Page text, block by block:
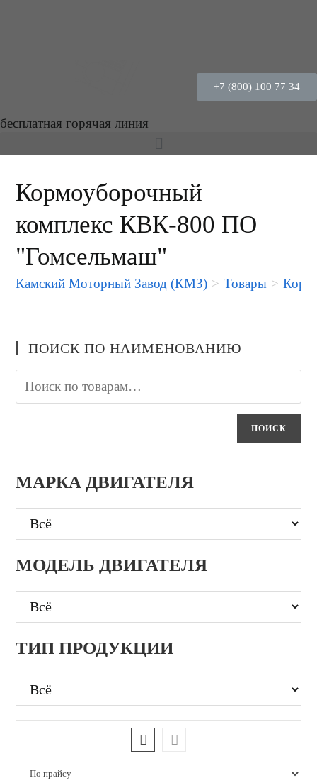
+7 (800) 100 77 34
бесплатная горячая линия
Кормоуборочный
комплекс КВК-800 ПО
"Гомсельмаш"
Камский Моторный Завод (КМЗ) > Товары >
ПОИСК ПО НАИМЕНОВАНИЮ
ПОИСК
МАРКА ДВИГАТЕЛЯ
МОДЕЛЬ ДВИГАТЕЛЯ
ТИП ПРОДУКЦИИ